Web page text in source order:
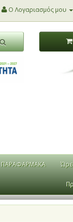
Ο Λογαριασμός μου
ΠΑΡΑΦΑΡΜΑΚΑ